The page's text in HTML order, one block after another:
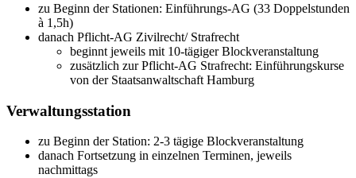
zu Beginn der Stationen: Einführungs-AG (33 Doppelstunden
à 1,5h)
danach Pflicht-AG Zivilrecht/ Strafrecht
beginnt jeweils mit 10-tägiger Blockveranstaltung
zusätzlich zur Pflicht-AG Strafrecht: Einführungskurse
von der Staatsanwaltschaft Hamburg
Verwaltungsstation
zu Beginn der Station: 2-3 tägige Blockveranstaltung
danach Fortsetzung in einzelnen Terminen, jeweils
nachmittags